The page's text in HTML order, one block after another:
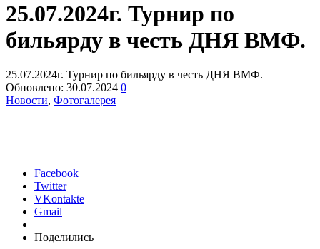
25.07.2024г. Турнир по
бильярду в честь ДНЯ ВМФ.
25.07.2024г. Турнир по бильярду в честь ДНЯ ВМФ.
Обновлено: 30.07.2024 0
Новости, Фотогалерея
Facebook
Twitter
VKontakte
Gmail
Поделились